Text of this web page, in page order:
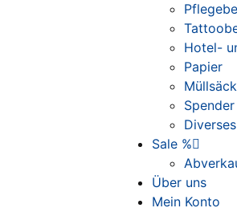
Hotel-
Papier
Spender
Diverses
Sale %
Über uns
Mein Konto